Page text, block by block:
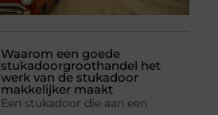
Waarom een goede
stukadoorgroothandel het
werk van de stukadoor
makkelijker maakt
Een stukadoor die aan een